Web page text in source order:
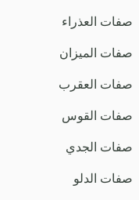
صفات العذراء
صفات الميزان
صفات العقرب
صفات القوس
صفات الجدي
صفات الدلو